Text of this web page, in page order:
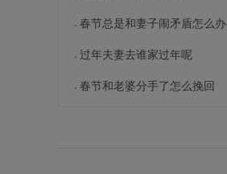
春节总是和妻子闹矛盾怎么办
过年夫妻去谁家过年呢
春节和老婆分手了怎么挽回